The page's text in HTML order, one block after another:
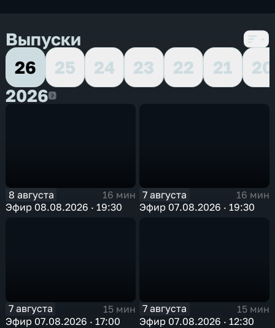
Выпуски
26
25 24 23 22 21
20
20262026
8 августа
16 мин
Эфир 08.08.2026 · 19:30
7 августа
16 мин
Эфир 07.08.2026 · 19:30
7 августа
15 мин
Эфир 07.08.2026 · 17:00
7 августа
15 мин
Эфир 07.08.2026 · 12:30